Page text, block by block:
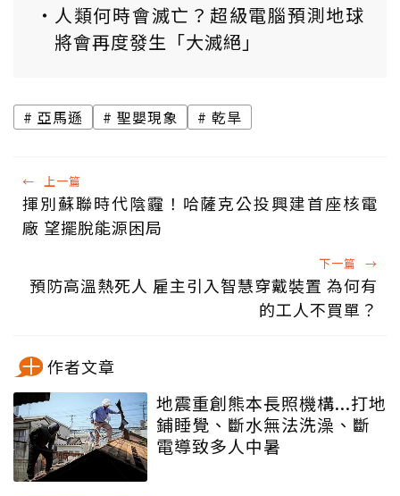
人類何時會滅亡？超級電腦預測地球
將會再度發生「大滅絕」
亞馬遜 聖嬰現象 乾旱
← 上一篇
揮別蘇聯時代陰霾！哈薩克公投興建首座核電
廠 望擺脫能源困局
下一篇 →
預防高溫熱死人 雇主引入智慧穿戴裝置 為何有
的工人不買單？
作者文章
地震重創熊本長照機構...打地
鋪睡覺、斷水無法洗澡、斷
電導致多人中暑